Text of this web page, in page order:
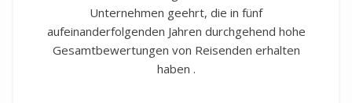
Unternehmen geehrt, die in fünf
aufeinanderfolgenden Jahren durchgehend hohe
Gesamtbewertungen von Reisenden erhalten
haben .